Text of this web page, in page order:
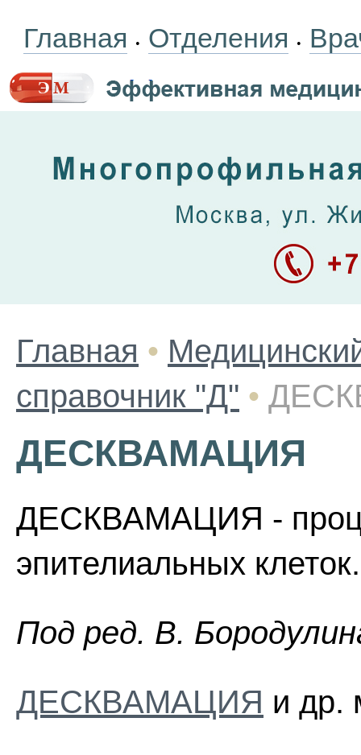
Главная • Отделения •
Главная •
справочник "Д" •
ДЕСКВАМАЦИЯ
ДЕСКВАМАЦИЯ -
эпителиальных клеток.
Пoд peд. B.
ДЕСКВАМАЦИЯ и др.